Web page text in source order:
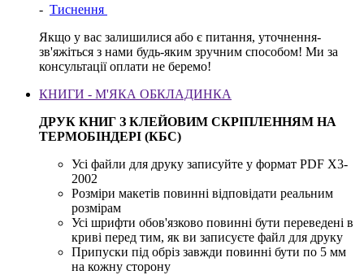
- Тиснення
Якщо у вас залишилися або є питання, уточнення-
зв'яжіться з нами будь-яким зручним способом! Ми за
консультації оплати не беремо!
КНИГИ - М'ЯКА ОБКЛАДИНКА
ДРУК КНИГ З КЛЕЙОВИМ СКРІПЛЕННЯМ НА
ТЕРМОБІНДЕРІ (КБС)
Усі файли для друку записуйте у формат PDF X3-
2002
Розміри макетів повинні відповідати реальним
розмірам
Усі шрифти обов'язково повинні бути переведені в
криві перед тим, як ви записуєте файл для друку
Припуски під обріз завжди повинні бути по 5 мм
на кожну сторону